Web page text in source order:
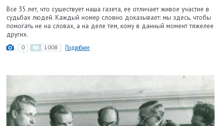
Все 35 лет, что существует наша газета, ее отличает живое участие в
судьбах людей. Каждый номер словно доказывает: мы здесь, чтобы
помогать не на словах, а на деле тем, кому в данный момент тяжелее
других.
0 1008 Подробнее